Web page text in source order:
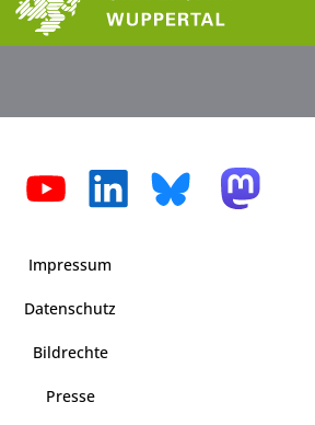
Impressum
Datenschutz
Bildrechte
Presse